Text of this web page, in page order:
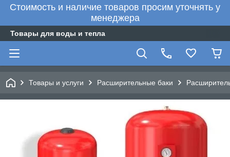
Стоимость и наличие товаров просим уточнять у
менеджера
Товары для воды и тепла
Товары и услуги Расширительные баки